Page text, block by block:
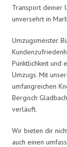
Transport deiner
unversehrt in
Umzugsmeister
Pünktlichkeit und
Umzugs. Mit
umfangreichen
Bergisch
verläuft.
Wir bieten dir
auch einen